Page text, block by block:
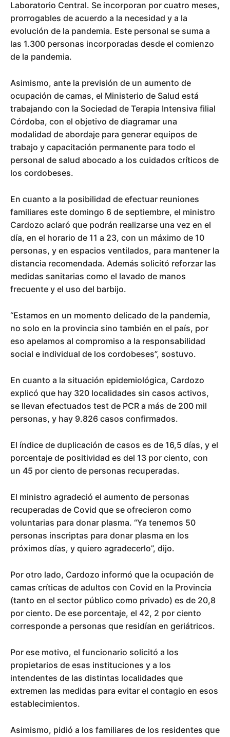
Laboratorio Central. Se incorporan por cuatro meses,
prorrogables de acuerdo a la necesidad y a la
evolución de la pandemia. Este personal se suma a
las 1.300 personas incorporadas desde el comienzo
de la pandemia.
Asimismo, ante la previsión de un aumento de
ocupación de camas, el Ministerio de Salud está
trabajando con la Sociedad de Terapia Intensiva filial
Córdoba, con el objetivo de diagramar una
modalidad de abordaje para generar equipos de
trabajo y capacitación permanente para todo el
personal de salud abocado a los cuidados críticos de
los cordobeses.
En cuanto a la posibilidad de efectuar reuniones
familiares este domingo 6 de septiembre, el ministro
Cardozo aclaró que podrán realizarse una vez en el
día, en el horario de 11 a 23, con un máximo de 10
personas, y en espacios ventilados, para mantener la
distancia recomendada. Además solicitó reforzar las
medidas sanitarias como el lavado de manos
frecuente y el uso del barbijo.
“Estamos en un momento delicado de la pandemia,
no solo en la provincia sino también en el país, por
eso apelamos al compromiso a la responsabilidad
social e individual de los cordobeses”, sostuvo.
En cuanto a la situación epidemiológica, Cardozo
explicó que hay 320 localidades sin casos activos,
se llevan efectuados test de PCR a más de 200 mil
personas, y hay 9.826 casos confirmados.
El índice de duplicación de casos es de 16,5 días, y el
porcentaje de positividad es del 13 por ciento, con
un 45 por ciento de personas recuperadas.
El ministro agradeció el aumento de personas
recuperadas de Covid que se ofrecieron como
voluntarias para donar plasma. “Ya tenemos 50
personas inscriptas para donar plasma en los
próximos días, y quiero agradecerlo”, dijo.
Por otro lado, Cardozo informó que la ocupación de
camas críticas de adultos con Covid en la Provincia
(tanto en el sector público como privado) es de 20,8
por ciento. De ese porcentaje, el 42, 2 por ciento
corresponde a personas que residían en geriátricos.
Por ese motivo, el funcionario solicitó a los
propietarios de esas instituciones y a los
intendentes de las distintas localidades que
extremen las medidas para evitar el contagio en esos
establecimientos.
Asimismo, pidió a los familiares de los residentes que